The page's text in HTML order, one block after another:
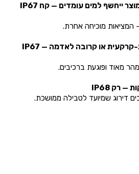
IP67
מוכיחה אחרת.
IP67
מאוד ופוגעת ברכיבים.
רק IP68
דירוג שמיועד לטבילה ממושכת.